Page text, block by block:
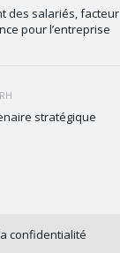
des salariés, facteur
pour l’entreprise
stratégique
confidentialité